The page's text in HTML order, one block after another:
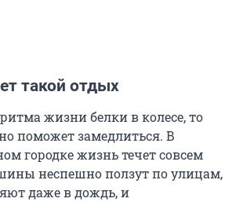
такой отдых
жизни белки в колесе, то
поможет замедлиться. В
городке жизнь течет совсем
неспешно ползут по улицам,
даже в дождь, и